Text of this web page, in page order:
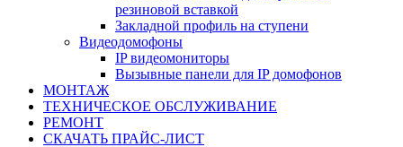
резиновой вставкой
Закладной профиль на ступени
Видеодомофоны
IP видеомониторы
Вызывные панели для IP домофонов
МОНТАЖ
ТЕХНИЧЕСКОЕ ОБСЛУЖИВАНИЕ
РЕМОНТ
СКАЧАТЬ ПРАЙС-ЛИСТ